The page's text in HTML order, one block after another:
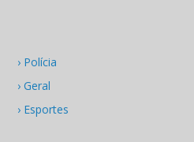
› Polícia
› Geral
› Esportes